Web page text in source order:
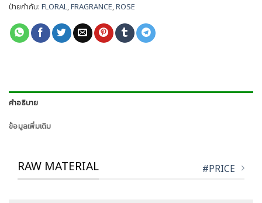
ป้ายกำกับ: FLORAL,FRAGRANCE,ROSE
คำอธิบาย
ข้อมูลเพิ่มเติม
RAW MATERIAL #PRICE